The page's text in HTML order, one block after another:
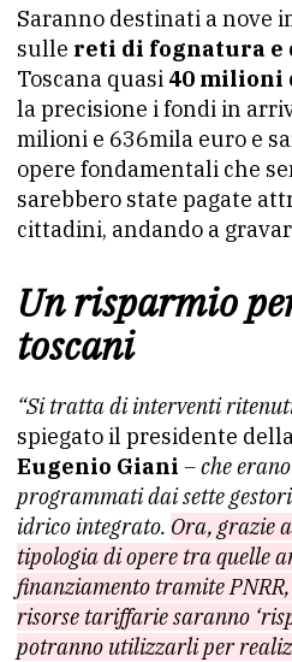
Saranno destinati a nove
sulle reti di fognatura e
Toscana quasi 40 milioni
la precisione i fondi in
milioni e 636mila euro e
opere fondamentali che
sarebbero state pagate
cittadini, andando a
Un risparmio
toscani
“Si tratta di interventi
spiegato il presidente
Eugenio Giani – che
programmati dai sette
idrico integrato. Ora, grazie
tipologia di opere tra quelle
finanziamento tramite
risorse tariffarie saranno
potranno utilizzarli per